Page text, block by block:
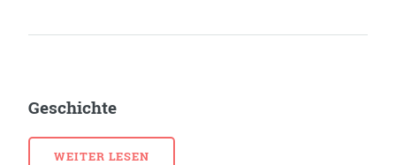
Geschichte
WEITER LESEN